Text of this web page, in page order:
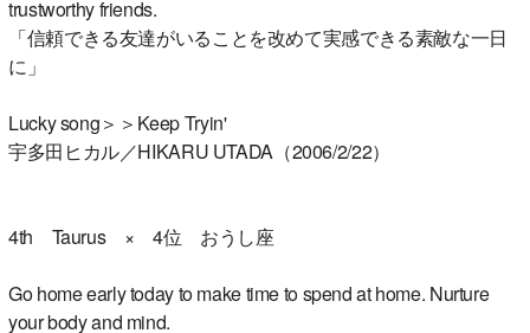
trustworthy friends.
「信頼できる友達がいることを改めて実感できる素敵な一日
に」
Lucky song＞＞Keep Tryin'
宇多田ヒカル／HIKARU UTADA（2006/2/22）
4th Taurus × 4位 おうし座
Go home early today to make time to spend at home. Nurture
your body and mind.